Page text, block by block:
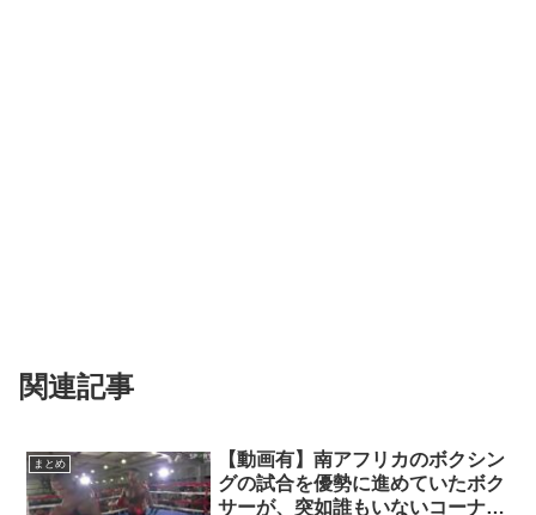
関連記事
まとめ
【動画有】南アフリカのボクシン
グの試合を優勢に進めていたボク
サーが、突如誰もいないコーナー